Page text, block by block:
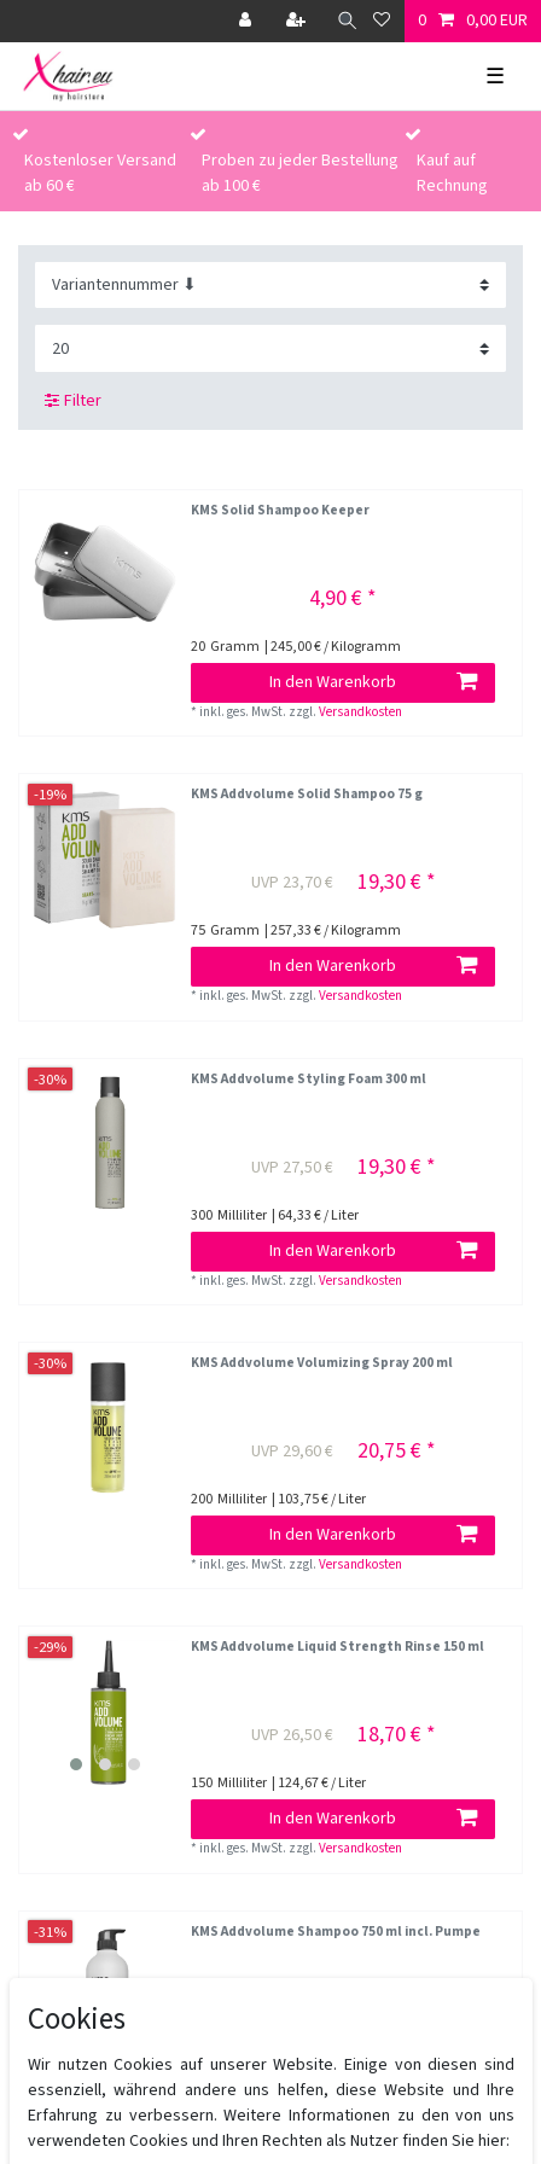
0 0,00 EUR
☰
Kostenloser Versand
ab 60 €
Proben zu jeder Bestellung
ab 100 €
Kauf auf
Rechnung
Filter
KMS Solid Shampoo Keeper
4,90 € *
20 Gramm | 245,00 € / Kilogramm
In den Warenkorb
* inkl. ges. MwSt. zzgl.Versandkosten
-19% KMS Addvolume Solid Shampoo 75 g
UVP 23,70 € 19,30 € *
75 Gramm | 257,33 € / Kilogramm
In den Warenkorb
* inkl. ges. MwSt. zzgl.Versandkosten
-30% KMS Addvolume Styling Foam 300 ml
UVP 27,50 € 19,30 € *
300 Milliliter | 64,33 € / Liter
In den Warenkorb
* inkl. ges. MwSt. zzgl.Versandkosten
-30% KMS Addvolume Volumizing Spray 200 ml
UVP 29,60 € 20,75 € *
200 Milliliter | 103,75 € / Liter
In den Warenkorb
* inkl. ges. MwSt. zzgl.Versandkosten
-29% KMS Addvolume Liquid Strength Rinse 150 ml
UVP 26,50 € 18,70 € *
150 Milliliter | 124,67 € / Liter
In den Warenkorb
* inkl. ges. MwSt. zzgl.Versandkosten
-31% KMS Addvolume Shampoo 750 ml incl. Pumpe
750Milliliter | 42,07 € / Liter
In den Warenkorb
inkl. ges. MwSt. zzgl. Versandkosten
Cookies
Wir nutzen Cookies auf unserer Website. Einige von diesen sind
essenziell, während andere uns helfen, diese Website und Ihre
Erfahrung zu verbessern. Weitere Informationen zu den von uns
verwendeten Cookies und Ihren Rechten als Nutzer finden Sie hier: